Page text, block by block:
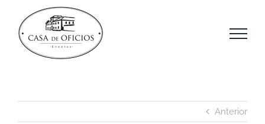
contenido
Anterior